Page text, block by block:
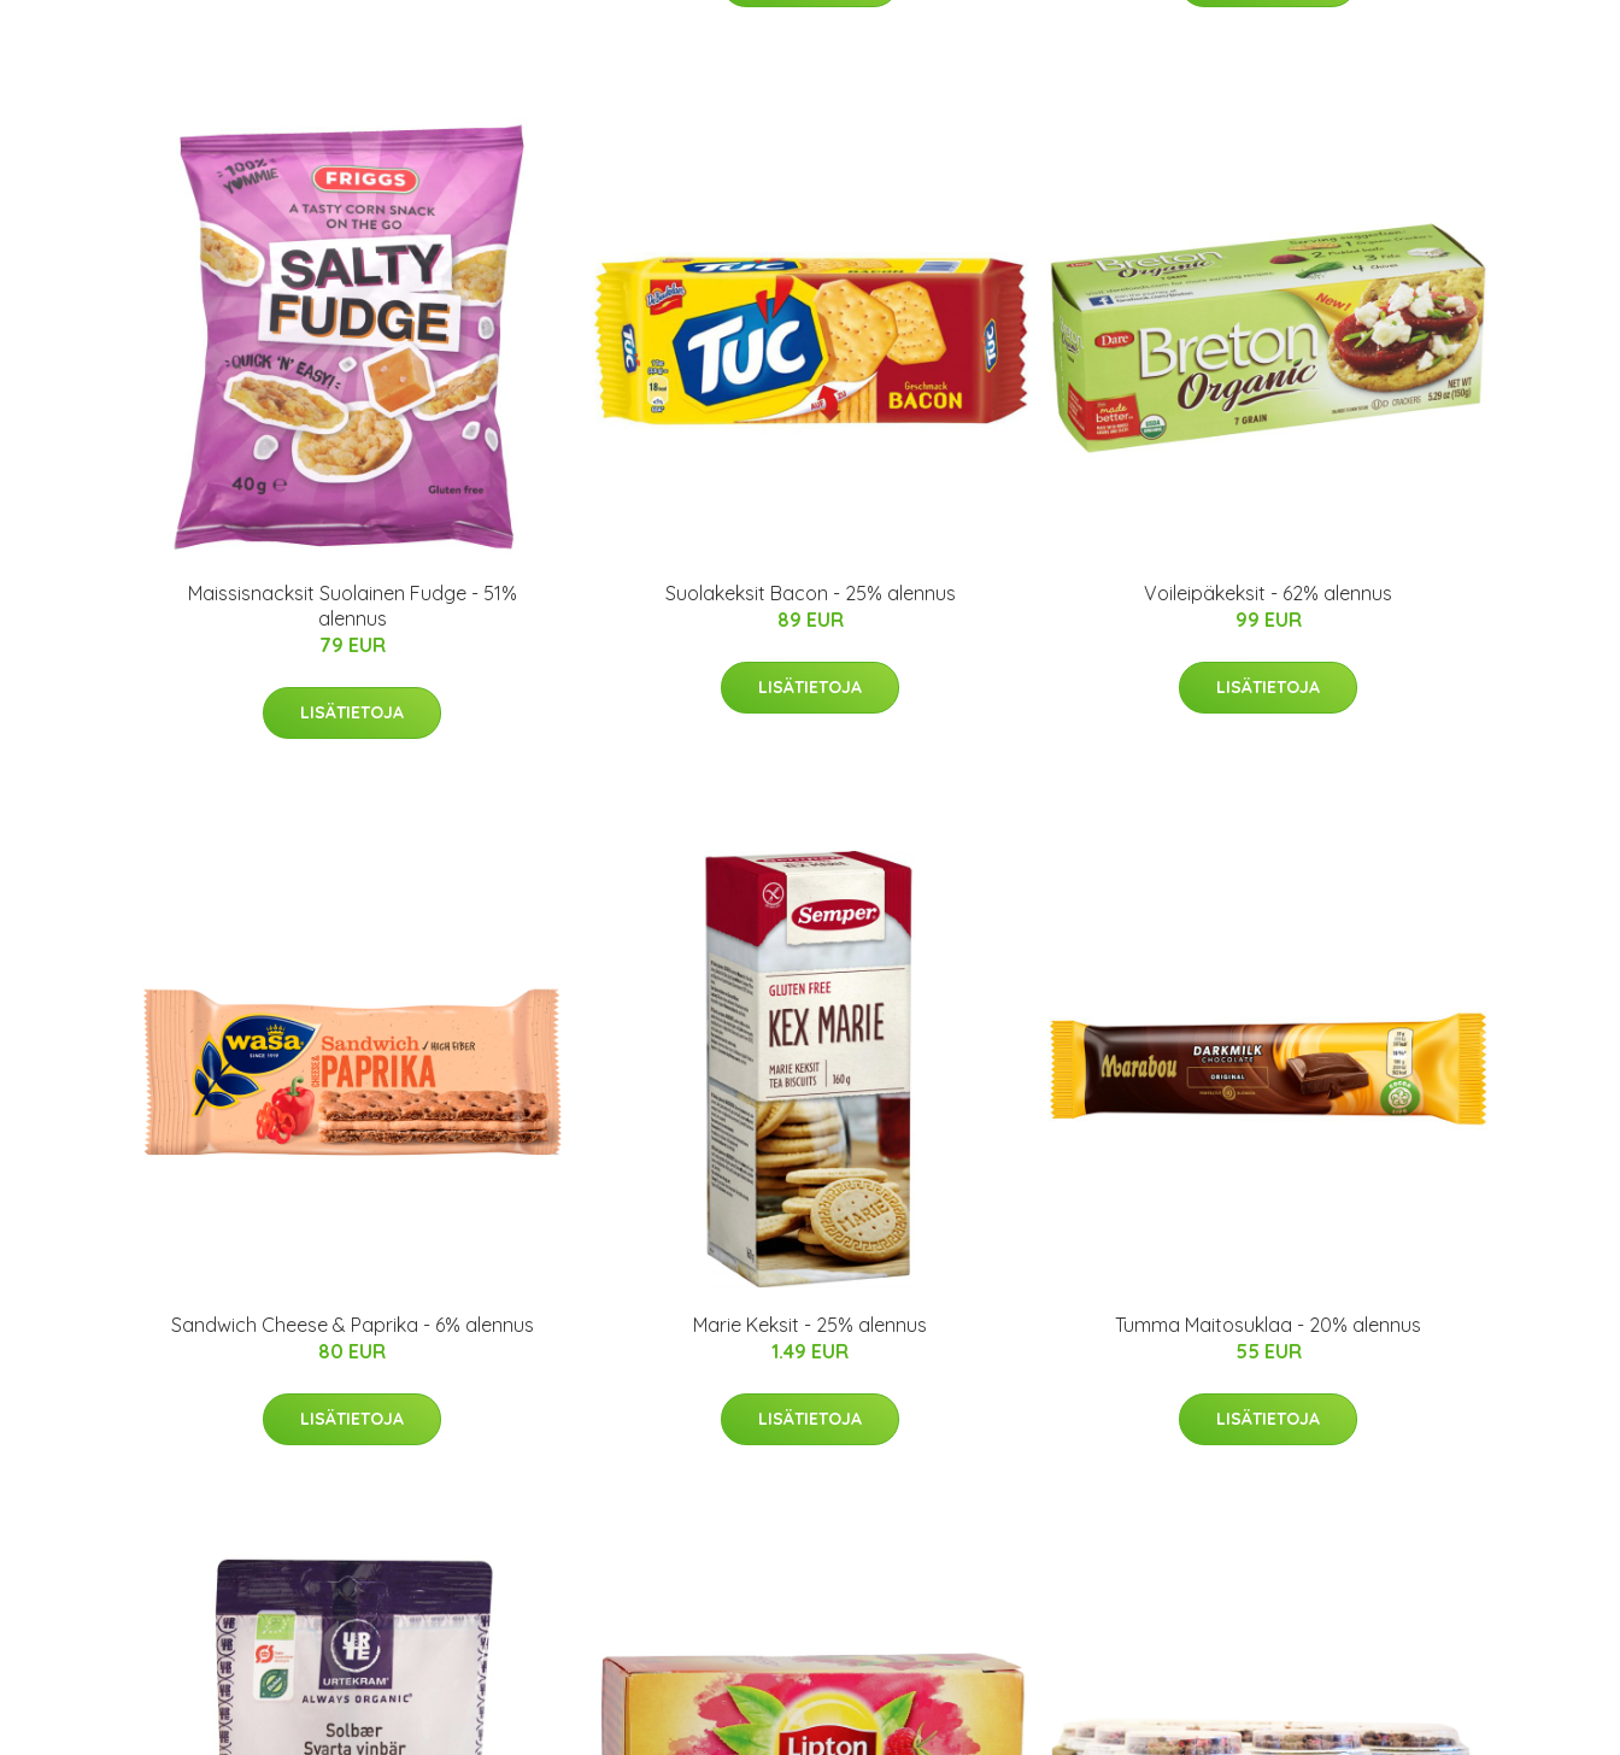
Maissisnacksit Suolainen Fudge - 51%
alennus
79 EUR
LISÄTIETOJA
Suolakeksit Bacon - 25% alennus
89 EUR
LISÄTIETOJA
Voileipäkeksit - 62% alennus
99 EUR
LISÄTIETOJA
Sandwich Cheese & Paprika - 6% alennus
80 EUR
LISÄTIETOJA
Marie Keksit - 25% alennus
1.49 EUR
LISÄTIETOJA
Tumma Maitosuklaa - 20% alennus
55 EUR
LISÄTIETOJA